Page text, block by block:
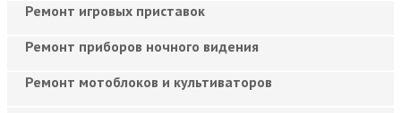
Ремонт игровых приставок
Ремонт приборов ночного видения
Ремонт мотоблоков и культиваторов